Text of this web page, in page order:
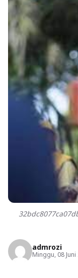
admrozi
Minggu, 08